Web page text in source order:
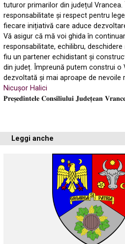
tuturor primarilor din județul
responsabilitate și respect pentru
fiecare inițiativă care aduce
Vă asigur că mă voi ghida în
responsabilitate, echilibru,
fiu un partener echidistant și
din județ. Împreună putem construi o
dezvoltată și mai aproape de nevoile
Nicușor Halici
𝐏𝐫𝐞𝐬̦𝐞𝐝𝐢𝐧𝐭𝐞𝐥𝐞 𝐂𝐨𝐧𝐬𝐢𝐥𝐢𝐮𝐥𝐮𝐢 𝐉𝐮𝐝𝐞𝐭̦𝐞𝐚𝐧
Leggi anche